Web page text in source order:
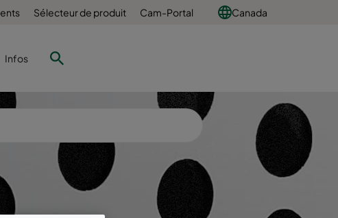
Sélecteur de produit Cam-Portal Canada
Infos